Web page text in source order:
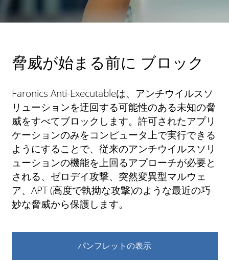
脅威が始まる前に ブロック
Faronics Anti-Executableは、アンチウイルスソ
リューションを迂回する可能性のある未知の脅
威をすべてブロックします。許可されたアプリ
ケーションのみをコンピュータ上で実行できる
ようにすることで、従来のアンチウイルスソリ
ューションの機能を上回るアプローチが必要と
される、ゼロデイ攻撃、突然変異型マルウェ
ア、APT (高度で執拗な攻撃)のような最近の巧
妙な脅威から保護します。
パンフレットの表示